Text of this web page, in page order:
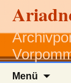
Menü